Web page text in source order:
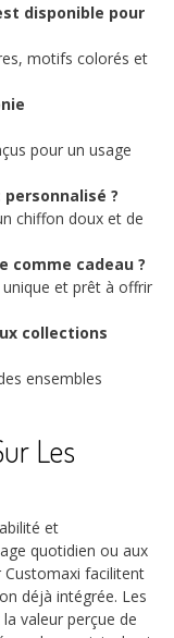
disponible pour
motifs colorés et
pour un usage
?
chiffon doux et de
comme cadeau ?
et prêt à offrir
collections
ensembles
Les
et
quotidien ou aux
Customaxi facilitent
déjà intégrée. Les
valeur perçue de